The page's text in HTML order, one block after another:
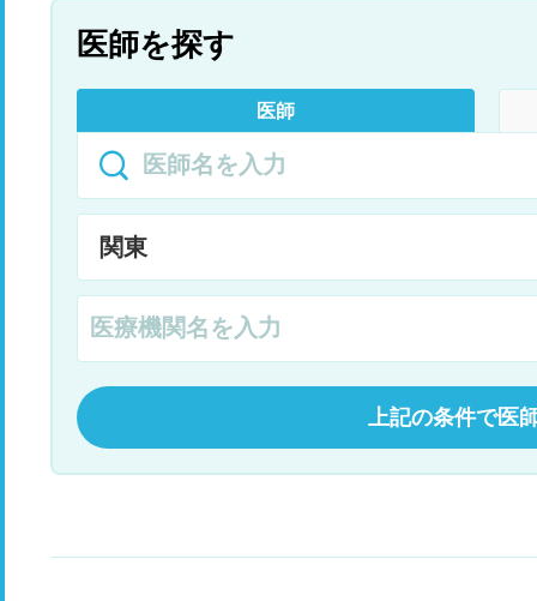
医師を探す
医師
上記の条件で医